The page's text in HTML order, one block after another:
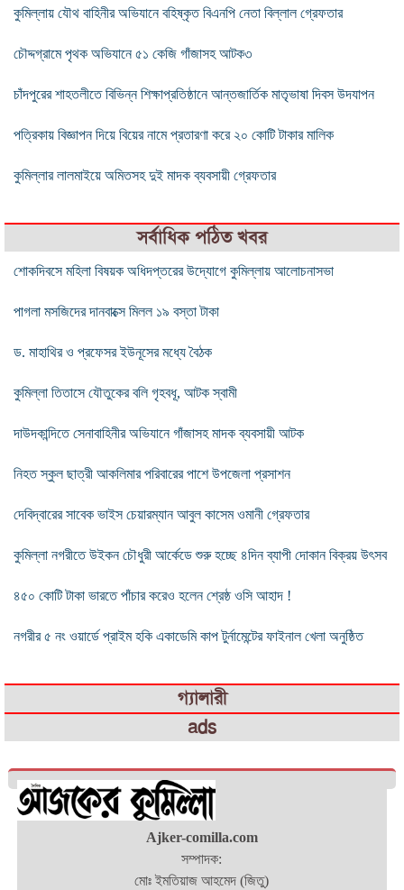
কুমিল্লায় যৌথ বাহিনীর অভিযানে বহিষ্কৃত বিএনপি নেতা বিল্লাল গ্রেফতার
চৌদ্দগ্রামে পৃথক অভিযানে ৫১ কেজি গাঁজাসহ আটক৩
চাঁদপুরের শাহতলীতে বিভিন্ন শিক্ষাপ্রতিষ্ঠানে আন্তজার্তিক মাতৃভাষা দিবস উদযাপন
পত্রিকায় বিজ্ঞাপন দিয়ে বিয়ের নামে প্রতারণা করে ২০ কোটি টাকার মালিক
কুমিল্লার লালমাইয়ে অমিতসহ দুই মাদক ব্যবসায়ী গ্রেফতার
সর্বাধিক পঠিত খবর
শোকদিবসে মহিলা বিষয়ক অধিদপ্তরের উদ্যোগে কুমিল্লায় আলোচনাসভা
পাগলা মসজিদের দানবাক্সে মিলল ১৯ বস্তা টাকা
ড. মাহাথির ও প্রফেসর ইউনূসের মধ্যে বৈঠক
কুমিল্লা তিতাসে যৌতুকের বলি গৃহবধূ, আটক স্বামী
দাউদকান্দিতে সেনাবাহিনীর অভিযানে গাঁজাসহ মাদক ব্যবসায়ী আটক
নিহত স্কুল ছাত্রী আকলিমার পরিবারের পাশে উপজেলা প্রসাশন
দেবিদ্বারের সাবেক ভাইস চেয়ারম্যান আবুল কাসেম ওমানী গ্রেফতার
কুমিল্লা নগরীতে উইকন চৌধুরী আর্কেডে শুরু হচ্ছে ৪দিন ব্যাপী দোকান বিক্রয় উৎসব
৪৫০ কোটি টাকা ভারতে পাঁচার করেও হলেন শ্রেষ্ঠ ওসি আহাদ !
নগরীর ৫ নং ওয়ার্ডে প্রাইম হকি একাডেমি কাপ টুর্নামেন্টের ফাইনাল খেলা অনুষ্ঠিত
গ্যালারী
ads
Ajker-comilla.com
সম্পাদক:
মোঃ ইমতিয়াজ আহমেদ (জিতু)